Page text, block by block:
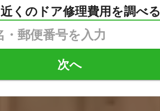
近くのドア修理費用を調べる
次へ